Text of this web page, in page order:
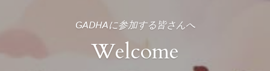
GADHAに参加する皆さんへ
Welcome